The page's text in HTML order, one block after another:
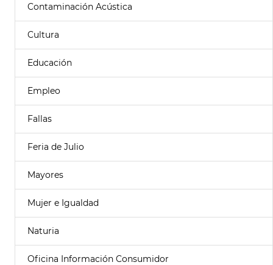
Contaminación Acústica
Cultura
Educación
Empleo
Fallas
Feria de Julio
Mayores
Mujer e Igualdad
Naturia
Oficina Información Consumidor